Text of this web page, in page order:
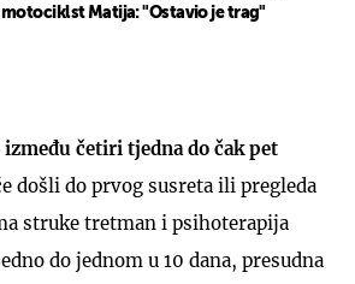
motociklst Matija: "Ostavio je trag"
između četiri tjedna do čak pet
došli do prvog susreta ili pregleda
struke tretman i psihoterapija
do jednom u 10 dana, presudna